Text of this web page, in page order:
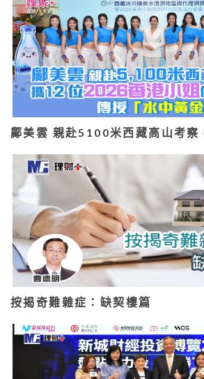
鄺美雲 親赴5100米西藏高山考察
按揭奇難雜症：缺契樓篇